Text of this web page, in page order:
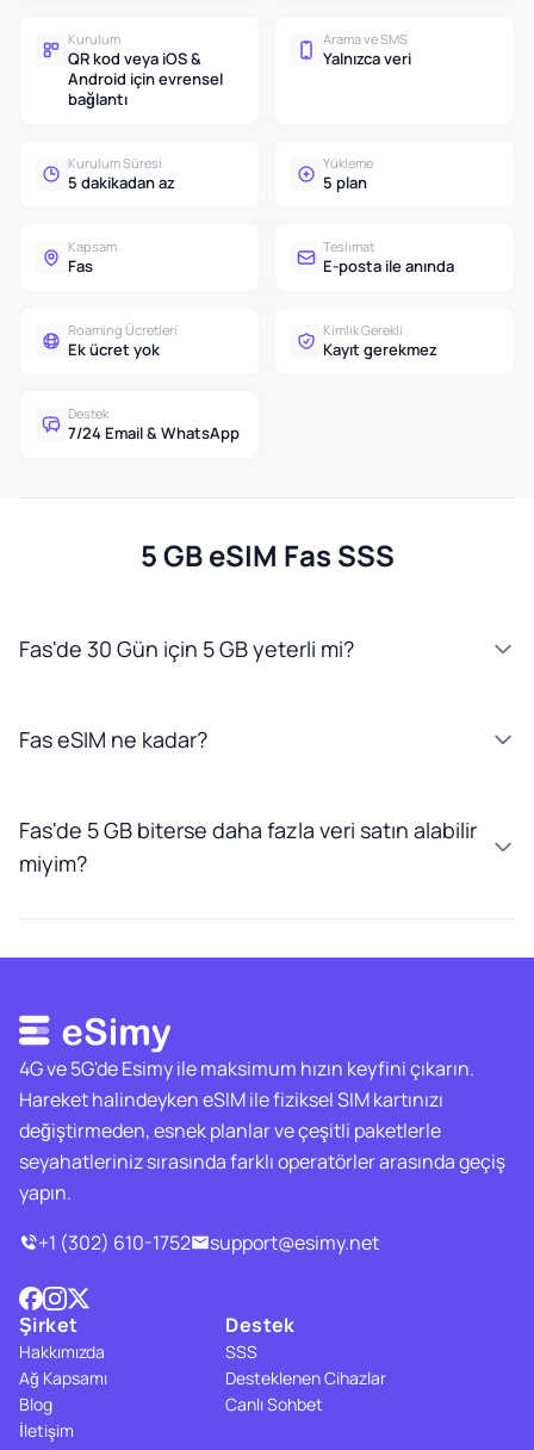
Kurulum
QR kod veya iOS &
Android için evrensel
bağlantı
Arama ve SMS
Yalnızca veri
Kurulum Süresi
5 dakikadan az
Yükleme
5 plan
Kapsam
Fas
Teslimat
E-posta ile anında
Roaming Ücretleri
Ek ücret yok
Kimlik Gerekli
Kayıt gerekmez
Destek
7/24 Email & WhatsApp
5 GB eSIM Fas SSS
Fas'de 30 Gün için 5 GB yeterli mi?
Fas eSIM ne kadar?
Fas'de 5 GB biterse daha fazla veri satın alabilir
miyim?
4G ve 5G'de Esimy ile maksimum hızın keyfini çıkarın.
Hareket halindeyken eSIM ile fiziksel SIM kartınızı
değiştirmeden, esnek planlar ve çeşitli paketlerle
seyahatleriniz sırasında farklı operatörler arasında geçiş
yapın.
+1 (302) 610-1752
support@esimy.net
Şirket
Hakkımızda
Ağ Kapsamı
Blog
İletişim
Destek
SSS
Desteklenen Cihazlar
Canlı Sohbet